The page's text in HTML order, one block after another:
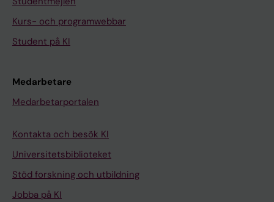
Kurs- och programwebbar
Student på KI
Medarbetare
Medarbetarportalen
Kontakta och besök KI
Universitetsbiblioteket
Stöd forskning och utbildning
Jobba på KI